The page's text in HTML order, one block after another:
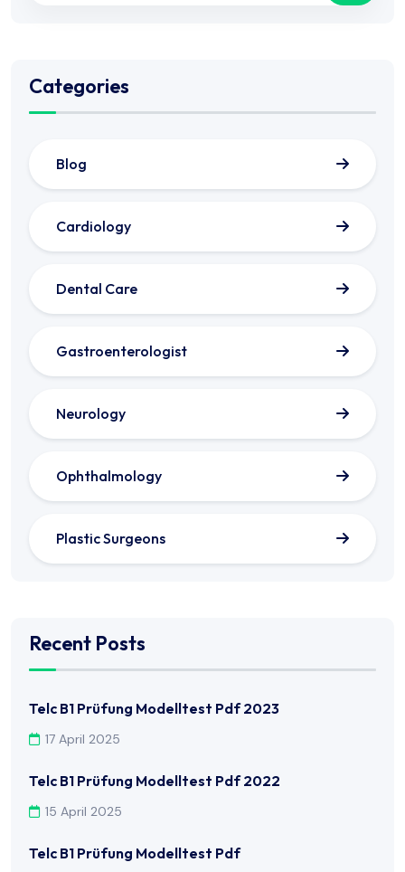
Categories
Blog
Cardiology
Dental Care
Gastroenterologist
Neurology
Ophthalmology
Plastic Surgeons
Recent Posts
Telc B1 Prüfung Modelltest Pdf 2023
17 April 2025
Telc B1 Prüfung Modelltest Pdf 2022
15 April 2025
Telc B1 Prüfung Modelltest Pdf